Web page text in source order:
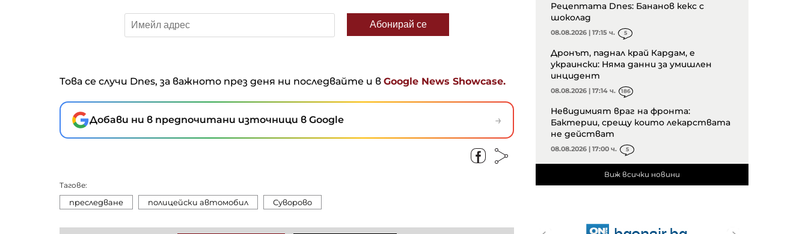
Това се случи Dnes, за важното през деня ни последвайте и в Google News Showcase.
Добави ни в предпочитани източници в Google →
Тагове:
преследване полицейски автомобил Суворово
Рецептата Dnes: Бананов кекс с
шоколад
08.08.2026 | 17:15 ч. 5
Дронът, паднал край Кардам, е
украински: Няма данни за умишлен
инцидент
08.08.2026 | 17:14 ч. 186
Невидимият враг на фронта:
Бактерии, срещу които лекарствата
не действат
08.08.2026 | 17:00 ч. 5
Виж всички новини